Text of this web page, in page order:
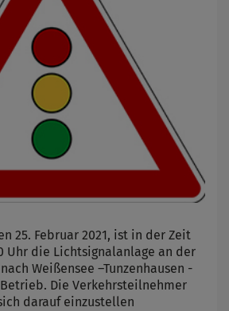
25. Februar 2021, ist in der Zeit
Uhr die Lichtsignalanlage an der
Weißensee –Tunzenhausen -
Die Verkehrsteilnehmer
darauf einzustellen